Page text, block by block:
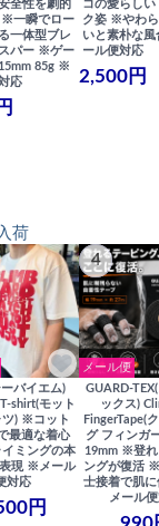
全性を劇的
※一瞬でロー
一体型ブレ
パー ※ゲー
85g ※
応
コの愛らしい
ク姿 ※やわ
いと素朴な
ール便対応
2,500円
荷
バイエム)
shirt(モット
ツ) ※コット
最適な着心
ミングの本
現 ※メール
対応
円
4
メール便
GUARD-
ックス)
FingerTape(
グ フィンガ
19mm ※登れ
ングが復活
士接着で肌
メール